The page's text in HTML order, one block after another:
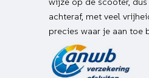
achteraf, met veel
precies waar je aan toe